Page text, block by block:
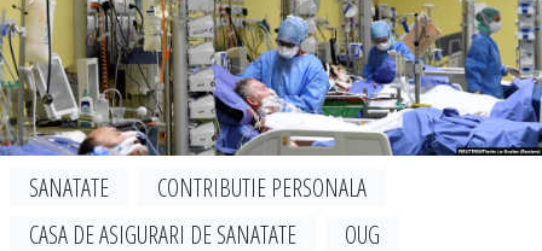
SANATATE
CONTRIBUTIE PERSONALA
CASA DE ASIGURARI DE SANATATE
OUG